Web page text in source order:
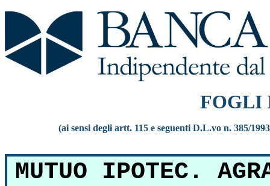
FOGLI
(ai sensi degli artt. 115 e seguenti D.L.vo n. 385/
MUTUO IPOTEC.